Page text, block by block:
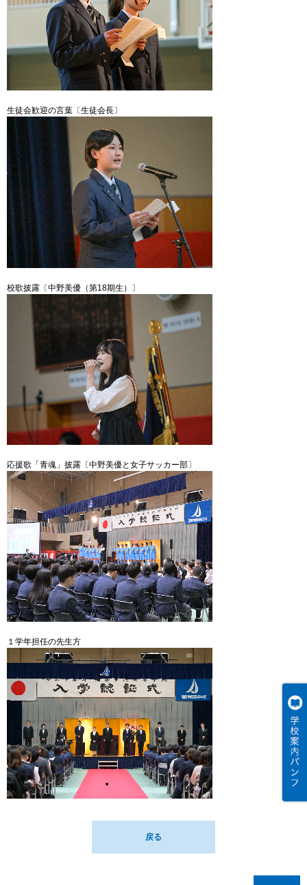
生徒会歓迎の言葉〔生徒会長〕
校歌披露〔中野美優（第18期生）〕
応援歌「青魂」披露〔中野美優と女子サッカー部〕
１学年担任の先生方
戻る